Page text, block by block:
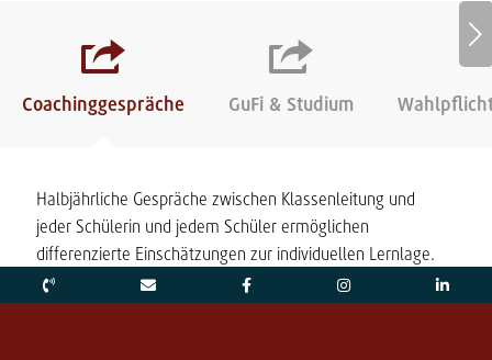
Coachinggespräche GuFi & Studium
Halbjährliche Gespräche zwischen Klassenleitung und
jeder Schülerin und jedem Schüler ermöglichen
differenzierte Einschätzungen zur individuellen Lernlage.
Wir entwickeln ein Gefühl dafür, wie es dem jungen
Menschen geht und initiieren die dialogische Begleitung